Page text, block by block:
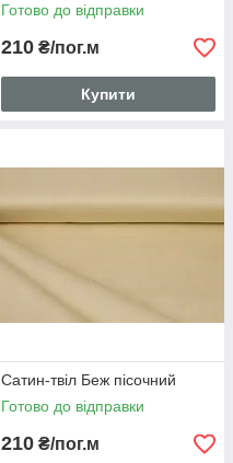
Готово до відправки
210 ₴/пог.м
Купити
Сатин-твіл Беж пісочний
Готово до відправки
210 ₴/пог.м